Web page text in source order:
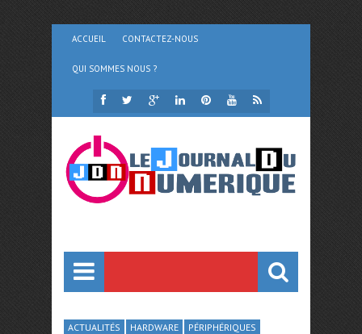
ACCUEIL CONTACTEZ-NOUS
QUI SOMMES NOUS ?
ACTUALITÉS HARDWARE PÉRIPHÉRIQUES